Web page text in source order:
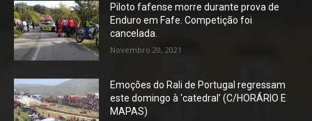
Piloto fafense morre durante prova de
Enduro em Fafe. Competição foi
cancelada.
Novembro 20, 2021
Emoções do Rali de Portugal regressam
este domingo à ‘catedral’ (C/HORÁRIO E
MAPAS)